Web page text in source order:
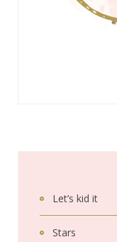
Let’s kid it
Stars